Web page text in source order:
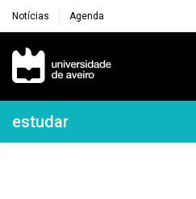
Notícias Agenda
Navegação Principal
Navegação Lateral
estudar